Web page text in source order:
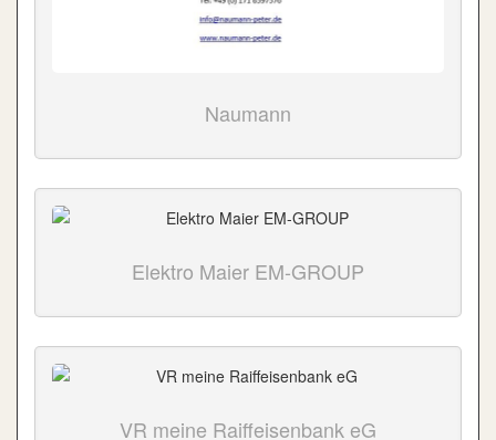
Naumann
Elektro Maier EM-GROUP
VR meine Raiffeisenbank eG